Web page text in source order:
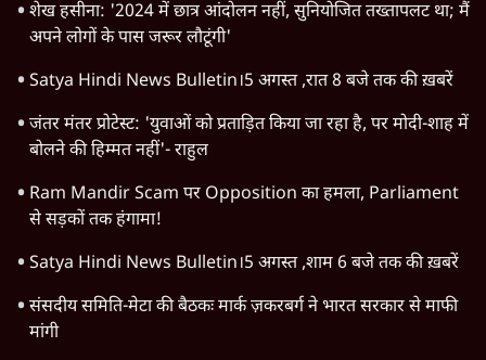
शेख हसीना: '2024 में छात्र आंदोलन नहीं, सुनियोजित तख्तापलट था; मैं
अपने लोगों के पास जरूर लौटूंगी'
Satya Hindi News Bulletin।5 अगस्त ,रात 8 बजे तक की ख़बरें
जंतर मंतर प्रोटेस्ट: 'युवाओं को प्रताड़ित किया जा रहा है, पर मोदी-शाह में
बोलने की हिम्मत नहीं'- राहुल
Ram Mandir Scam पर Opposition का हमला, Parliament
से सड़कों तक हंगामा!
Satya Hindi News Bulletin।5 अगस्त ,शाम 6 बजे तक की ख़बरें
संसदीय समिति-मेटा की बैठकः मार्क ज़करबर्ग ने भारत सरकार से माफी
मांगी